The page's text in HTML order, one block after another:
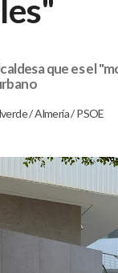
que es el
/Almería/PSOE